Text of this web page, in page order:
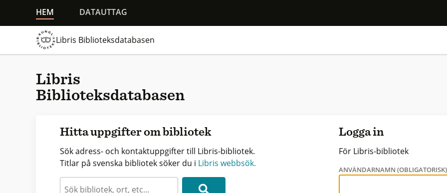
HEM DATAUTTAG
Libris Biblioteksdatabasen
Libris
Biblioteksdatabasen
Hitta uppgifter om bibliotek
Sök adress- och kontaktuppgifter till Libris-bibliotek.
Titlar på svenska bibliotek söker du i Libris webbsök.
Logga in
För Libris-bibliotek
ANVÄNDARNAMN (OBLIGATORISK)